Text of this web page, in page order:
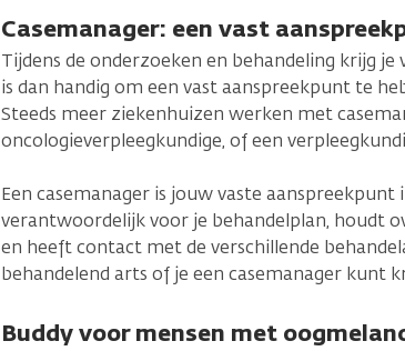
Casemanager: een vast
Tijdens de onderzoeken en behandeling krijg je
is dan handig om een vast aanspreekpunt te
Steeds meer ziekenhuizen werken met
oncologieverpleegkundige, of een
Een casemanager is jouw vaste aanspreekpunt
verantwoordelijk voor je behandelplan, houdt
en heeft contact met de verschillende
behandelend arts of je een casemanager kunt
Buddy voor mensen met